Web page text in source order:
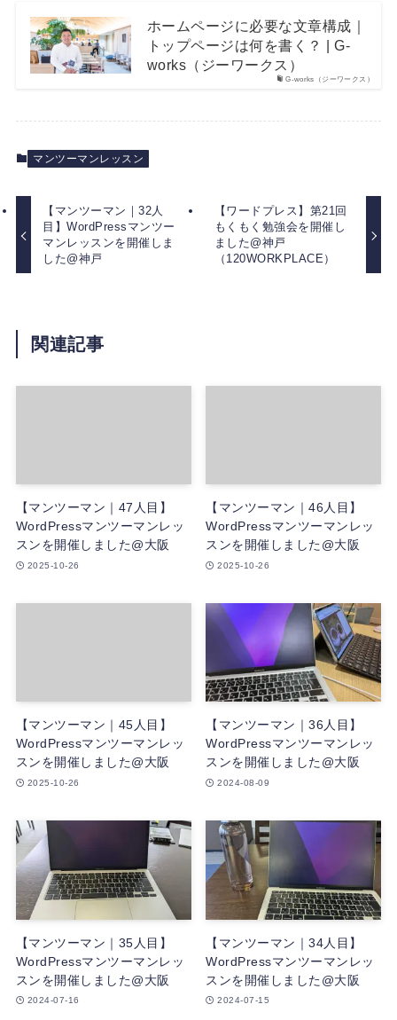
G-works（ジーワークス）
ホームページに必要な文章構成｜
トップページは何を書く？ | G-
works（ジーワークス）
マンツーマンレッスン
【マンツーマン｜32人
目】WordPressマンツー
マンレッスンを開催しま
した@神戸
【ワードプレス】第21回
もくもく勉強会を開催し
ました@神戸
（120WORKPLACE）
関連記事
【マンツーマン｜47人目】
WordPressマンツーマンレッ
スンを開催しました@大阪
2025-10-26
【マンツーマン｜46人目】
WordPressマンツーマンレッ
スンを開催しました@大阪
2025-10-26
【マンツーマン｜45人目】
WordPressマンツーマンレッ
スンを開催しました@大阪
2025-10-26
【マンツーマン｜36人目】
WordPressマンツーマンレッ
スンを開催しました@大阪
2024-08-09
【マンツーマン｜35人目】
WordPressマンツーマンレッ
スンを開催しました@大阪
2024-07-16
【マンツーマン｜34人目】
WordPressマンツーマンレッ
スンを開催しました@大阪
2024-07-15